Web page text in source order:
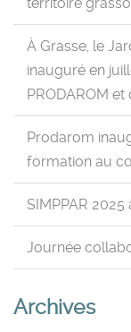
À Grasse, le
inauguré en
PRODAROM et
Prodarom
formation au
SIMPPAR 2025
Journée
Archives